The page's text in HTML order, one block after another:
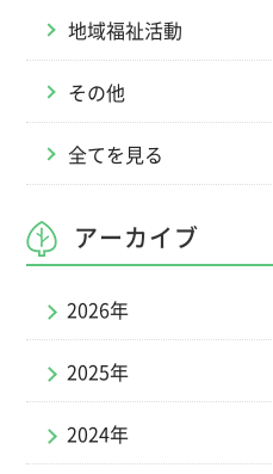
地域福祉活動
その他
全てを見る
アーカイブ
2026年
2025年
2024年